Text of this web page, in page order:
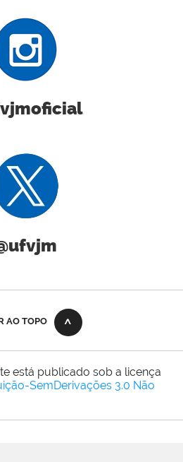
AO TOPO
está publicado sob a licença
SemDerivações 3.0 Não